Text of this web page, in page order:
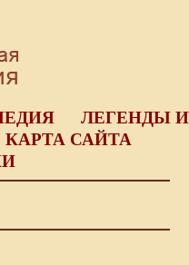
ЛЕГЕНДЫ И
КАРТА САЙТА